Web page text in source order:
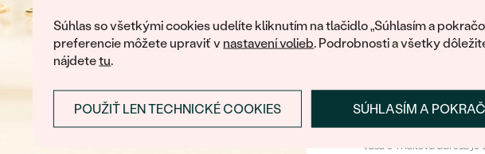
Súhlas so všetkými cookies udelíte kliknutím na tlačidlo „Súhlasím a
preferencie môžete upraviť v nastavení volieb. Podrobnosti a všetky
nájdetetu.
SÚHLASÍM A
POUŽIŤ LEN TECHNICKÉ COOKIES
U nás na vás stále čaká množstvo podobných produktov. Pokiaľ chcete byť
šperku, nechajte nám svoj e-mail.
ZASLAŤ UPOZORNENIE NA TENTO
Prihlásiť sa a
Vaša e-mailová adresa je